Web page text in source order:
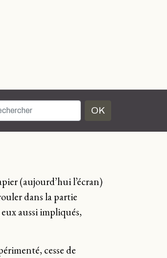
OK
(aujourd’hui l’écran)
dans la partie
aussi impliqués,
cesse de